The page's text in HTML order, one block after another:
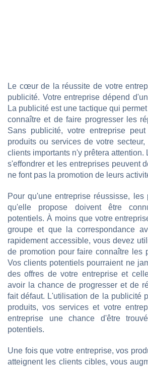
Le cœur de la réussite de votre
publicité. Votre entreprise dépend
La publicité est une tactique qui
connaître et de faire progresser les
Sans publicité, votre entreprise
produits ou services de votre
clients importants n'y prêtera attention.
s'effondrer et les entreprises peuvent
ne font pas la promotion de leurs
Pour qu'une entreprise réussisse, les
qu'elle propose doivent être
potentiels. À moins que votre
groupe et que la correspondance
rapidement accessible, vous devez
de promotion pour faire connaître les
Vos clients potentiels pourraient ne
des offres de votre entreprise et
avoir la chance de progresser et de
fait défaut. L'utilisation de la publicité
produits, vos services et votre
entreprise une chance d'être
potentiels.
Une fois que votre entreprise, vos
atteignent les clients cibles, vous